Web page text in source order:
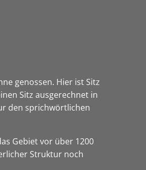
genossen. Hier ist Sitz
Sitz ausgerechnet in
den sprichwörtlichen
Gebiet vor über 1200
Struktur noch